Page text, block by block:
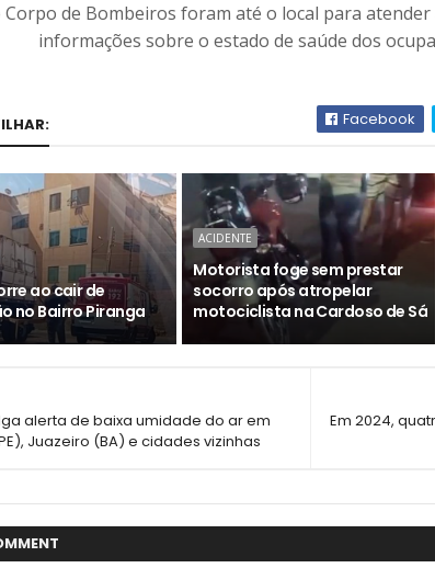
Corpo de Bombeiros foram até o local para
informações sobre o estado de saúde dos
Facebook
ao cair de
no Bairro Piranga
ACIDENTE
Motorista foge sem prestar
socorro após atropelar
motociclista na Cardoso de Sá
Em 2024,
alerta de baixa umidade do ar em
Juazeiro (BA) e cidades vizinhas